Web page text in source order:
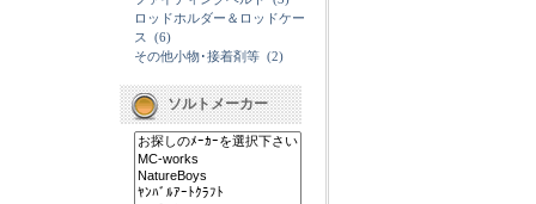
ロッドホルダー＆ロッドケー
ス
(6)
その他小物･接着剤等 (2)
ソルトメーカー